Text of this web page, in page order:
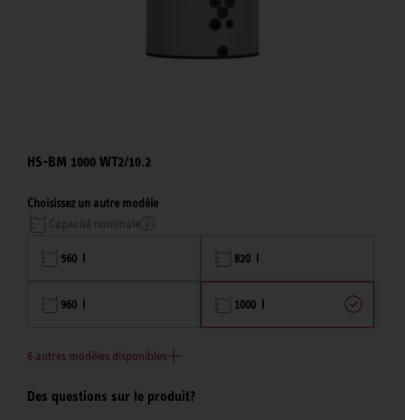
HS-BM 1000 WT2/10.2
Choisissez un autre modèle
Capacité nominale
560 l 820 l
960 l 1000 l
6 autres modèles disponibles
Des questions sur le produit?